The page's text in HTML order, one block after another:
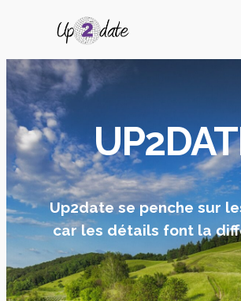
Up2date se penche sur
car les détails font la